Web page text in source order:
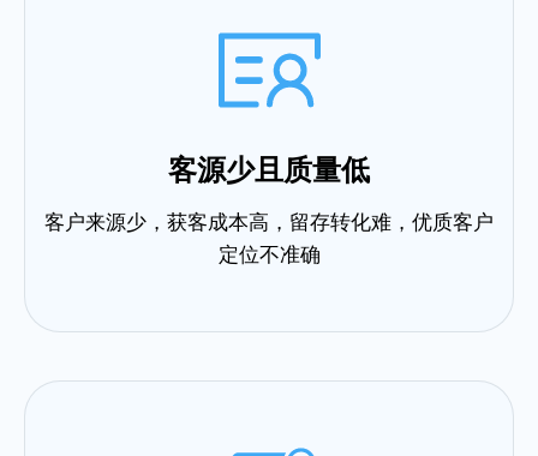
客源少且质量低
客户来源少，获客成本高，留存转化难，优质客户
定位不准确